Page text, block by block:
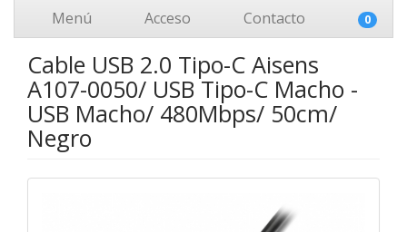
Menú Acceso Contacto 0
Cable USB 2.0 Tipo-C Aisens
A107-0050/ USB Tipo-C Macho -
USB Macho/ 480Mbps/ 50cm/
Negro